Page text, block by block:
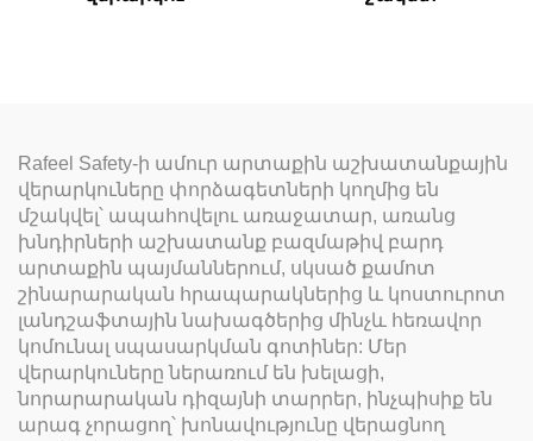
Rafeel Safety-ի ամուր արտաքին աշխատանքային
վերարկուները փորձագետների կողմից են
մշակվել՝ ապահովելու առաջատար, առանց
խնդիրների աշխատանք բազմաթիվ բարդ
արտաքին պայմաններում, սկսած քամոտ
շինարարական հրապարակներից և կոստուրոտ
լանդշաֆտային նախագծերից մինչև հեռավոր
կոմունալ սպասարկման գոտիներ: Մեր
վերարկուները ներառում են խելացի,
նորարարական դիզայնի տարրեր, ինչպիսիք են
արագ չորացող՝ խոնավությունը վերացնող